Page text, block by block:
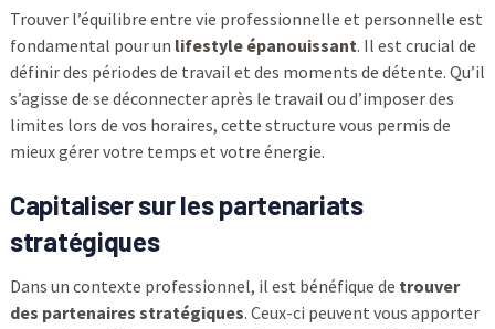
Trouver l’équilibre entre vie professionnelle et personnelle est
fondamental pour un lifestyle épanouissant. Il est crucial de
définir des périodes de travail et des moments de détente. Qu’il
s’agisse de se déconnecter après le travail ou d’imposer des
limites lors de vos horaires, cette structure vous permis de
mieux gérer votre temps et votre énergie.
Capitaliser sur les partenariats
stratégiques
Dans un contexte professionnel, il est bénéfique de trouver
des partenaires stratégiques. Ceux-ci peuvent vous apporter